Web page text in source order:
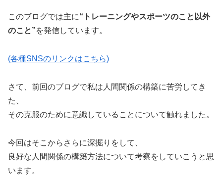
このブログでは主に“トレーニングやスポーツのこと以外
のこと”を発信しています。
(各種SNSのリンクはこちら)
さて、前回のブログで私は人間関係の構築に苦労してき
た、
その克服のために意識していることについて触れました。
今回はそこからさらに深掘りをして、
良好な人間関係の構築方法について考察をしていこうと思
います。